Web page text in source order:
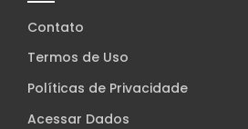
Contato
Termos de Uso
Políticas de Privacidade
Acessar Dados